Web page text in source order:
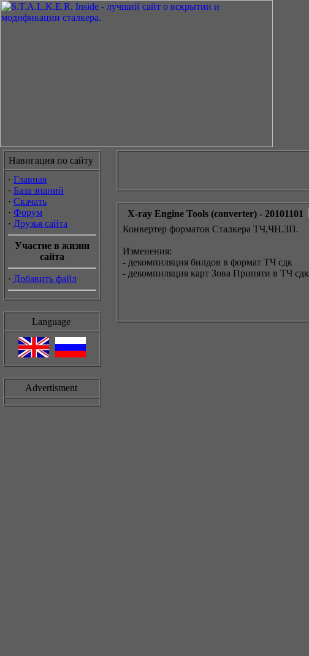
Навигация по сайту
· Главная
· База знаний
· Скачать
· Форум
· Друзья сайта
Участие в жизни
сайта
· Добавить файл
Language
Advertisment
X-ray Engine Tools (converter) - 20101101
Конвертер форматов Сталкера ТЧ,ЧН,ЗП.
Изменения:
- декомпиляция билдов в формат ТЧ сдк
- декомпиляция карт Зова Припяти в ТЧ сдк